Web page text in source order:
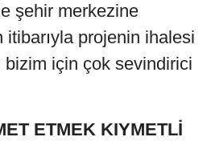
şehir merkezine
itibarıyla projenin ihalesi
bizim için çok sevindirici
ETMEK KIYMETLİ